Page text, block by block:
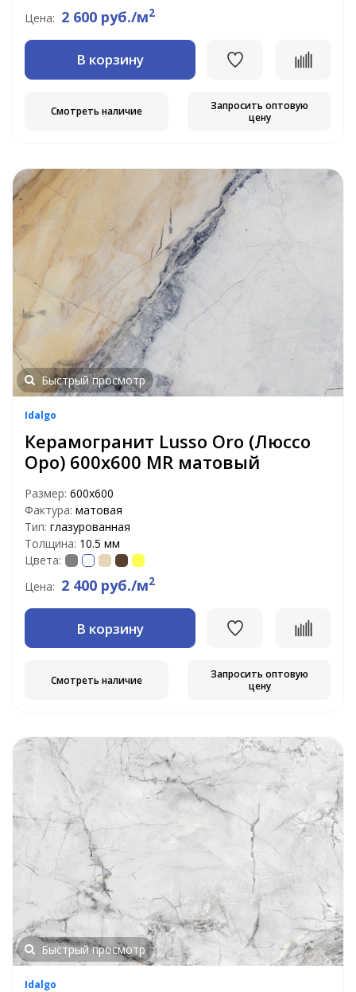
Цена: 2 600 руб./м2
В корзину
Смотреть наличие
Запросить оптовую
цену
Быстрый просмотр
Idalgo
Керамогранит Lusso Oro (Люссо
Оро) 600х600 MR матовый
Размер: 600х600
Фактура: матовая
Тип: глазурованная
Толщина: 10.5 мм
Цвета:
Цена: 2 400 руб./м2
В корзину
Смотреть наличие
Запросить оптовую
цену
Быстрый просмотр
Idalgo